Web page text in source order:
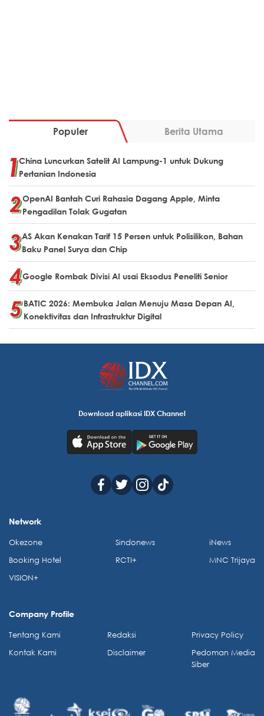
Populer Berita Utama
China Luncurkan Satelit AI Lampung-1 untuk Dukung
Pertanian Indonesia
OpenAI Bantah Curi Rahasia Dagang Apple, Minta
Pengadilan Tolak Gugatan
AS Akan Kenakan Tarif 15 Persen untuk Polisilikon, Bahan
Baku Panel Surya dan Chip
Google Rombak Divisi AI usai Eksodus Peneliti Senior
BATIC 2026: Membuka Jalan Menuju Masa Depan AI,
Konektivitas dan Infrastruktur Digital
Download aplikasi IDX Channel
Network
Okezone
Booking Hotel
VISION+
Sindonews
RCTI+
iNews
MNC Trijaya
Company Profile
Tentang Kami
Kontak Kami
Redaksi
Disclaimer
Privacy Policy
Pedoman Media
Siber